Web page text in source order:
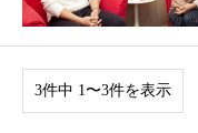
3件中 1〜3件を表示